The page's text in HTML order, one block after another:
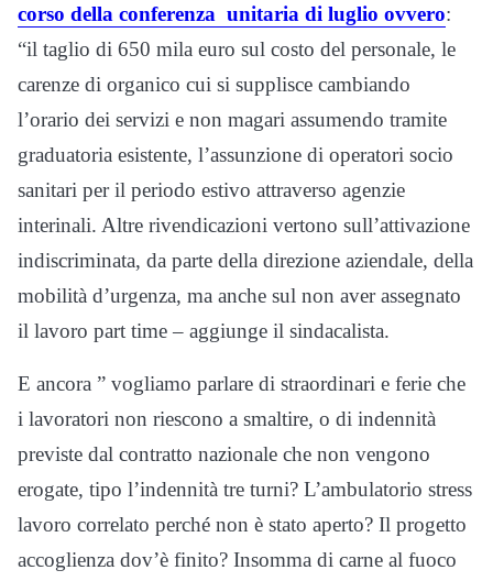
corso della conferenza unitaria di luglio ovvero:
“il taglio di 650 mila euro sul costo del personale, le
carenze di organico cui si supplisce cambiando
l’orario dei servizi e non magari assumendo tramite
graduatoria esistente, l’assunzione di operatori socio
sanitari per il periodo estivo attraverso agenzie
interinali. Altre rivendicazioni vertono sull’attivazione
indiscriminata, da parte della direzione aziendale, della
mobilità d’urgenza, ma anche sul non aver assegnato
il lavoro part time – aggiunge il sindacalista.
E ancora ” vogliamo parlare di straordinari e ferie che
i lavoratori non riescono a smaltire, o di indennità
previste dal contratto nazionale che non vengono
erogate, tipo l’indennità tre turni? L’ambulatorio stress
lavoro correlato perché non è stato aperto? Il progetto
accoglienza dov’è finito? Insomma di carne al fuoco